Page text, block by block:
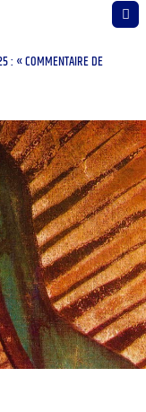
: « COMMENTAIRE DE